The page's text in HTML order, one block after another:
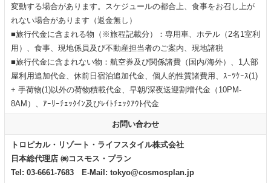
変動する場合があります。スケジュールの都合上、食事をお召し上が
れない場合があります（返金無し）
■旅行代金に含まれる物（※旅程記載分）：専用車、ホテル（2名1室利
用）、食事、現地係員及び不動産担当者のご案内、現地諸税
■旅行代金に含まれない物：航空券及び関係諸費（国内/海外）、1人部
屋利用追加代金、休前日宿泊追加代金、個人的性質諸費用、ｽｰﾂｹｰｽ(1)
+ 手荷物(1)以外の荷物積載代金、早朝/深夜送迎割増代金（10PM-
8AM）、ｱｰﾘｰﾁｪｯｸｲﾝ及びﾚｲﾄﾁｪｯｸｱｳﾄ代金
お問い合わせ
トロピカル・リゾート・ライフスタイル株式会社
日本総代理店 ㈱コスモス・プラン
Tel: 03-6661-7683 E-Mail: tokyo@cosmosplan.jp